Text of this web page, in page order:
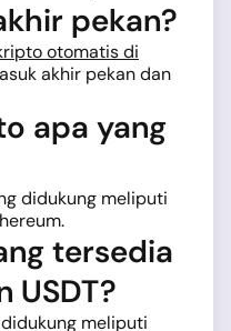
pekan?
otomatis di
akhir pekan dan
apa yang
didukung meliputi
tersedia
USDT?
meliputi